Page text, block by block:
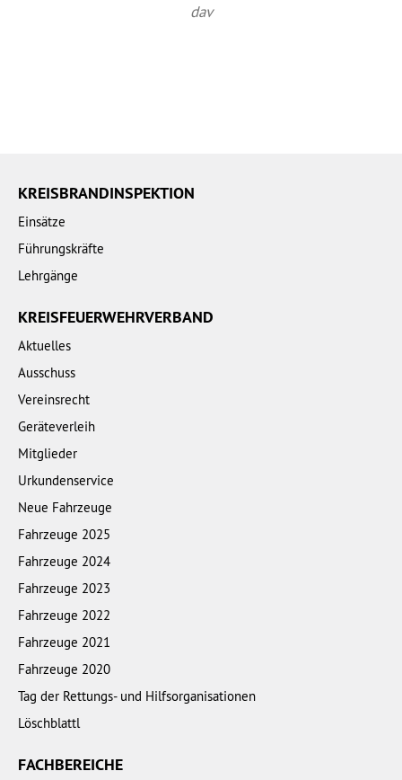
dav
KREISBRANDINSPEKTION
Einsätze
Führungskräfte
Lehrgänge
KREISFEUERWEHRVERBAND
Aktuelles
Ausschuss
Vereinsrecht
Geräteverleih
Mitglieder
Urkundenservice
Neue Fahrzeuge
Fahrzeuge 2025
Fahrzeuge 2024
Fahrzeuge 2023
Fahrzeuge 2022
Fahrzeuge 2021
Fahrzeuge 2020
Tag der Rettungs- und Hilfsorganisationen
Löschblattl
FACHBEREICHE